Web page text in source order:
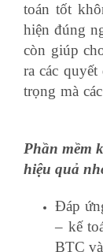
toán tốt
hiện đúng
còn giúp
ra các
trọng mà
Phần mềm
hiệu quả
Đáp
– kế
BTC